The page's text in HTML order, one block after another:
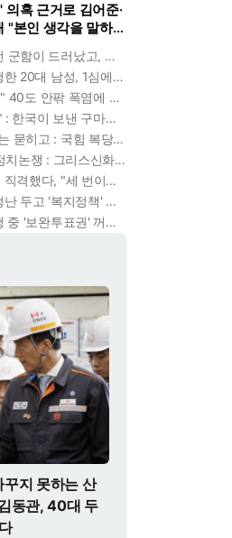
혹 근거로 김어준·
"본인 생각을 말하
다뉴브강에서 제2차 세계대전 군함이 드러났고, 포항 수돗물은 갑자기 짜졌다 : 폭염·가뭄이 만든 낯선 풍경
부모 외출 틈타 여동생 성폭행한 20대 남성, 1심에서 5년형 선고 : 친족 간 '암수범죄'의 심각성
"실외기 과열, 문 닫지 마세요" 40도 안팎 폭염에 쉼 없이 도는 에어컨 : 화재 위험 경고등!
"한국산 물은 변기 물로 써라" : 한국이 보낸 구마모토 지진 구호품에 한 일본인의 '어처구니 없는' 반응
필리버스터는 밀리고 토론회는 묻히고 : 국힘 복당 원하는 한동훈, '검사 정치'의 한계만 드러내나
영화 '오디세이'에 난데없는 정치논쟁 : 그리스신화 공간에서 '트럼프 전쟁의 참혹함'이 보인다
이재명 사관학교 통합 반대를 직격했다, "세 번이나 군사 쿠데타 했는데 압도적 지위"
경기지사 추미애, 경기도 재정난 두고 '복지정책' 탓하는 시선에 정면 반박 : "고령자와 아이 인구 급증"
민주당 친석계, 전당대회 진행 중 '보완투표권' 꺼냈다 : '사후 투표 허용' 무리수에 정청래 "투표 쿠데타"
지 못하는 산
동관, 40대 두